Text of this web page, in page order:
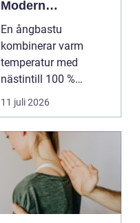
Modern
återhämtning med
uråldrig logik
En ångbastu
kombinerar varm
temperatur med
nästintill 100 %
luftfuktighet för att
sk...
11 juli 2026